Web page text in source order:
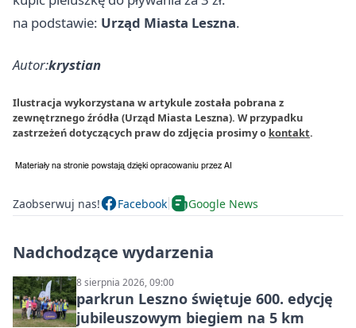
na podstawie: Urząd Miasta Leszna.
Autor:krystian
Ilustracja wykorzystana w artykule została pobrana z
zewnętrznego źródła (Urząd Miasta Leszna). W przypadku
zastrzeżeń dotyczących praw do zdjęcia prosimy o kontakt.
Zaobserwuj nas! Facebook Google News
Nadchodzące wydarzenia
8 sierpnia 2026, 09:00
parkrun Leszno świętuje 600. edycję
jubileuszowym biegiem na 5 km